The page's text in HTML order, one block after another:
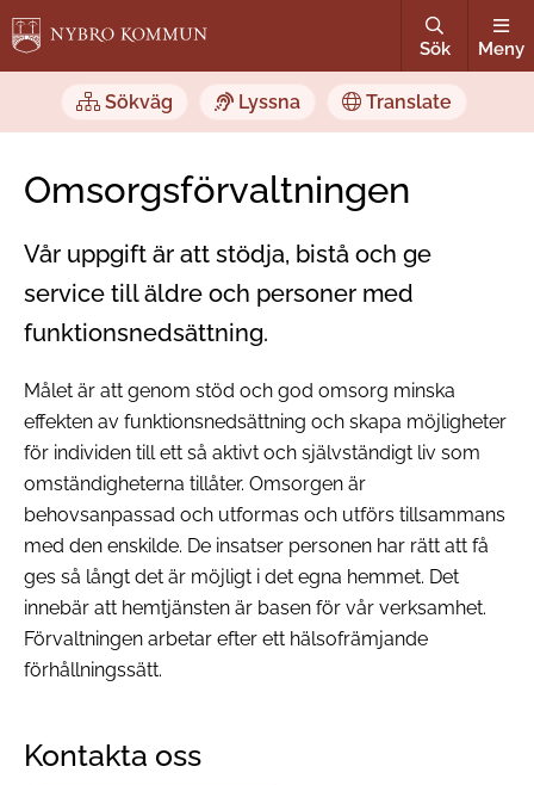
Sök Meny
Sökväg Lyssna Translate
Omsorgsförvaltningen
Vår uppgift är att stödja, bistå och ge
service till äldre och personer med
funktionsnedsättning.
Målet är att genom stöd och god omsorg minska
effekten av funktionsnedsättning och skapa möjligheter
för individen till ett så aktivt och självständigt liv som
omständigheterna tillåter. Omsorgen är
behovsanpassad och utformas och utförs tillsammans
med den enskilde. De insatser personen har rätt att få
ges så långt det är möjligt i det egna hemmet. Det
innebär att hemtjänsten är basen för vår verksamhet.
Förvaltningen arbetar efter ett hälsofrämjande
förhållningssätt.
Kontakta oss